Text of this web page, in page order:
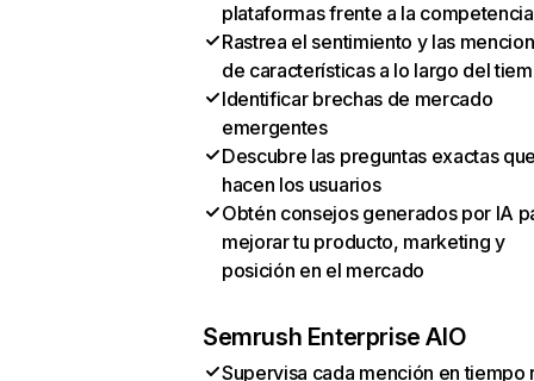
plataformas frente a la competencia
Rastrea el sentimiento y las
de características a lo largo del
Identificar brechas de mercado
emergentes
Descubre las preguntas exactas
hacen los usuarios
Obtén consejos generados por IA
mejorar tu producto, marketing y
posición en el mercado
Semrush Enterprise AIO
Supervisa cada mención en tiempo